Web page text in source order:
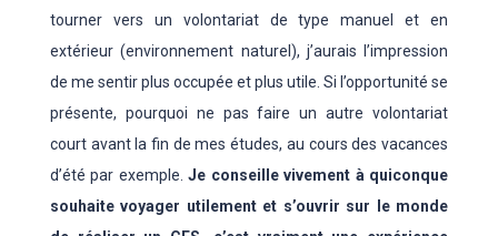
tourner vers un volontariat de type manuel et en
extérieur (environnement naturel), j’aurais l’impression
de me sentir plus occupée et plus utile. Si l’opportunité se
présente, pourquoi ne pas faire un autre volontariat
court avant la fin de mes études, au cours des vacances
d’été par exemple.Je conseille vivement à quiconque
souhaite voyager utilement et s’ouvrir sur le monde